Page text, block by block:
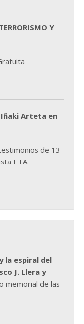
Y
Arteta en
de 13
ETA.
y la espiral del
J. Llera y
memorial de las